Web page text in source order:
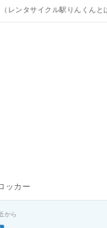
（レンタサイクル駅りんくんと
ッカー
から